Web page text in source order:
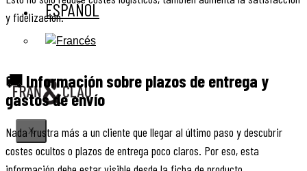
X
y fidelización.
🚚 Información sobre plazos de entrega y
gastos de envío
Nada frustra más a un cliente que llegar al último paso y descubrir
costes ocultos o plazos de entrega poco claros. Por eso, esta